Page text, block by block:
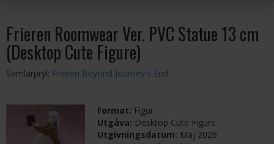
Frieren Roomwear Ver. PVC Statue 13 cm
(Desktop Cute Figure)
Samlarpryl: Frieren Beyond Journey's End
Format: Figur
Utgåva: Desktop Cute Figure
Utgivningsdatum: Maj 2026